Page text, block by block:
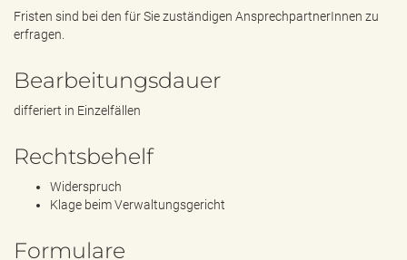
Fristen sind bei den für Sie zuständigen AnsprechpartnerInnen zu
erfragen.
Bearbeitungsdauer
differiert in Einzelfällen
Rechtsbehelf
Widerspruch
Klage beim Verwaltungsgericht
Formulare